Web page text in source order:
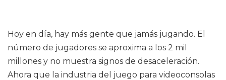
Hoy en día, hay más gente que jamás jugando. El
número de jugadores se aproxima a los 2 mil
millones y no muestra signos de desaceleración.
Ahora que la industria del juego para videoconsolas